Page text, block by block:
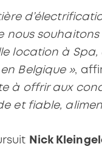
souhaitons
location à
Belgique »,
à offrir aux
et fiable,
Nick